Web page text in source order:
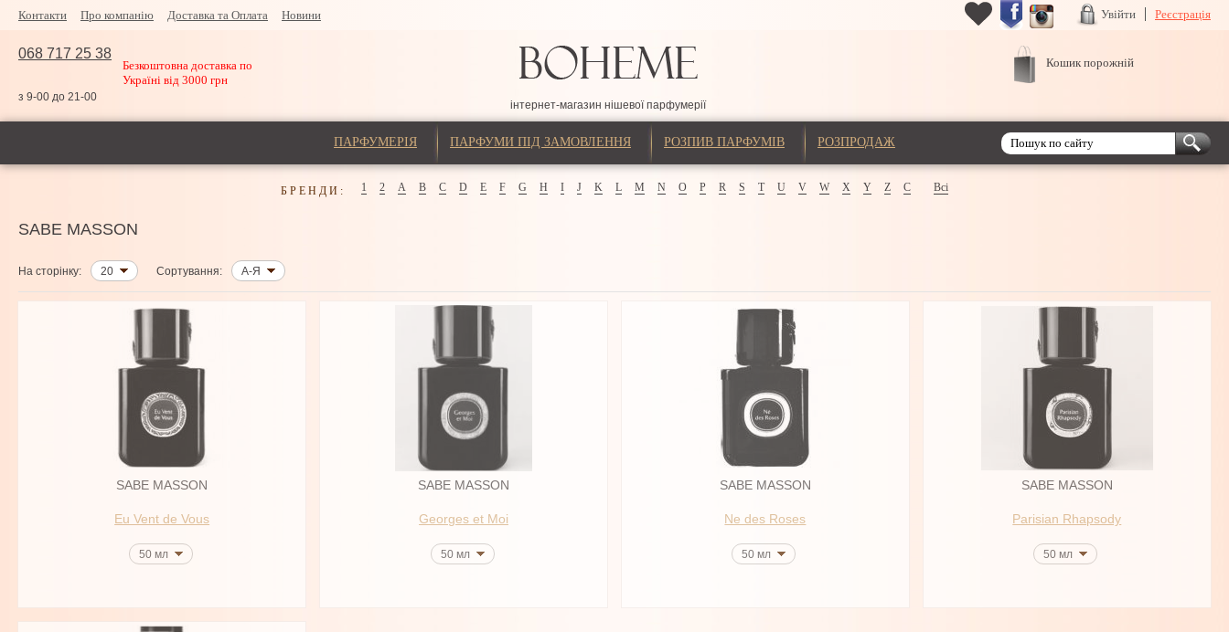
Контакти Про компанію Доставка та Оплата Новини Увійти Реєстрація
068 717 25 38
Безкоштовна доставка по
Україні від 3000 грн
з 9-00 до 21-00
інтернет-магазин нішевої парфумерії
Кошик порожній
ПАРФУМЕРІЯ ПАРФУМИ ПІД ЗАМОВЛЕННЯ РОЗПИВ ПАРФУМІВ РОЗПРОДАЖ
БРЕНДИ: 1 2 A B C D E F G H I J K L M N O P R S T U V W X Y Z С Всі
SABE MASSON
На сторінку: 20 Сортування: А-Я
SABE MASSON
Eu Vent de Vous
50 мл
SABE MASSON
Georges et Moi
50 мл
SABE MASSON
Ne des Roses
50 мл
SABE MASSON
Parisian Rhapsody
50 мл